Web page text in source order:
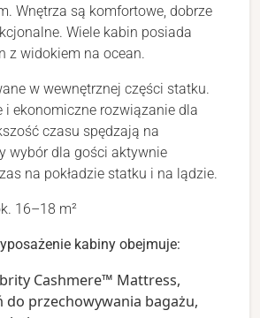
Wnętrza są komfortowe, dobrze
Wiele kabin posiada
z widokiem na ocean.
w wewnętrznej części statku.
i ekonomiczne rozwiązanie dla
czasu spędzają na
wybór dla gości aktywnie
na pokładzie statku i na lądzie.
16–18 m²
kabiny obejmuje:
Cashmere™ Mattress,
do przechowywania bagażu,